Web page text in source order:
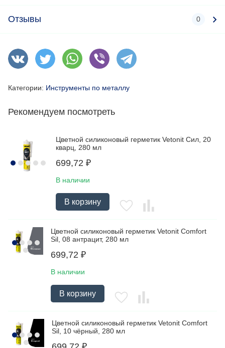
Отзывы 0
Категории: Инструменты по металлу
Рекомендуем посмотреть
Цветной силиконовый герметик Vetonit Сил, 20
кварц, 280 мл
699,72 ₽
В наличии
В корзину
Цветной силиконовый герметик Vetonit Comfort
Sil, 08 антрацит, 280 мл
699,72 ₽
В наличии
В корзину
Цветной силиконовый герметик Vetonit Comfort
Sil, 10 чёрный, 280 мл